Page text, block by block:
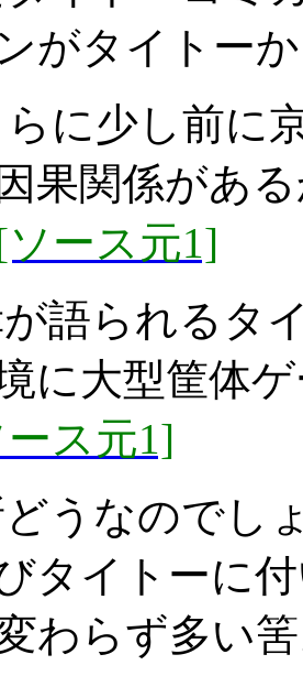
がタイトー
に少し前に
果関係があ
ソース元1]
語られるタ
に大型筐体
ス元1]
うなのでし
タイトーに
わらず多い